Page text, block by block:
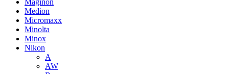
Maginon
Medion
Micromaxx
Minolta
Minox
Nikon
A
AW